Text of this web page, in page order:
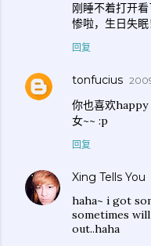
刚睡不着打开看
惨啦，生日失眠
回复
tonfucius
你也喜欢
女~~ :p
回复
Xing Tells You
haha~ i got
sometimes
out..haha